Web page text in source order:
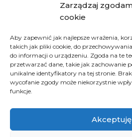
Zarządzaj
cookie
Aby zapewnić jak najlepsze wrażenia,
takich jak pliki cookie, do
do informacji o urządzeniu. Zgoda na te
przetwarzać dane, takie jak zachowanie
unikalne identyfikatory na tej stronie.
wycofanie zgody może niekorzystnie
funkcje.
Akceptuję
Polityka prywatności
Klauzula informacyjna RODO
Deklaracja dostępności
Instrukcja obsługi BIP